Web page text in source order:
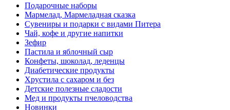
Подарочные наборы
Мармелад, Мармеладная сказка
Сувениры и подарки с видами Питера
Чай, кофе и другие напитки
Зефир
Пастила и яблочный сыр
Конфеты, шоколад, леденцы
Диабетические продукты
Хрустила с сахаром и без
Детские полезные сладости
Мед и продукты пчеловодства
Новинки